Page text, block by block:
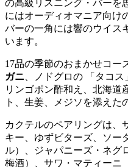
の高級リスニング・バーを
にはオーディオマニア向け
バーの一角には響のウイス
います。
17品の季節のおまかせコー
ガニ、ノドグロの 「タコ
リンゴポン酢和え、北海道
ト、生姜、メジソを添えた
カクテルのペアリングは、
キー、ゆずビターズ、ソー
ル）、ジャパニーズ・ネグ
梅酒）、サワ・マティーニ